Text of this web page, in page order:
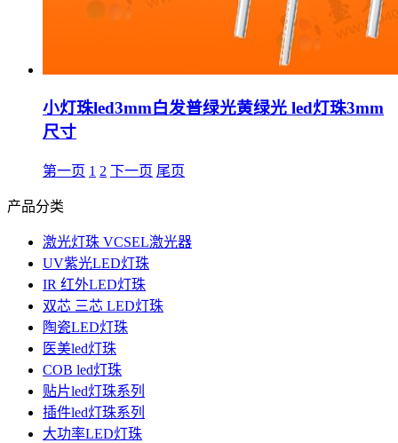
小灯珠led3mm白发普绿光黄绿光 led灯珠3mm
尺寸
第一页 1 2 下一页 尾页
产品分类
激光灯珠 VCSEL激光器
UV紫光LED灯珠
IR 红外LED灯珠
双芯 三芯 LED灯珠
陶瓷LED灯珠
医美led灯珠
COB led灯珠
贴片led灯珠系列
插件led灯珠系列
大功率LED灯珠